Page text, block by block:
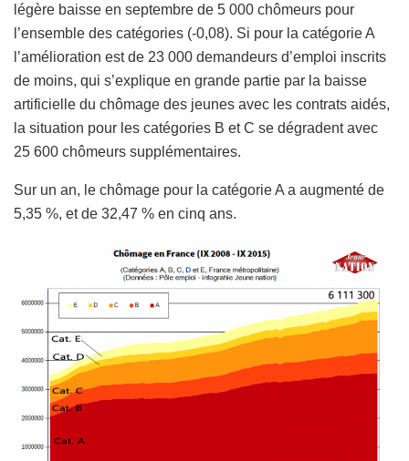
légère baisse en septembre de 5 000 chômeurs pour
l’ensemble des catégories (-0,08). Si pour la catégorie A
l’amélioration est de 23 000 demandeurs d’emploi inscrits
de moins, qui s’explique en grande partie par la baisse
artificielle du chômage des jeunes avec les contrats aidés,
la situation pour les catégories B et C se dégradent avec
25 600 chômeurs supplémentaires.
Sur un an, le chômage pour la catégorie A a augmenté de
5,35 %, et de 32,47 % en cinq ans.